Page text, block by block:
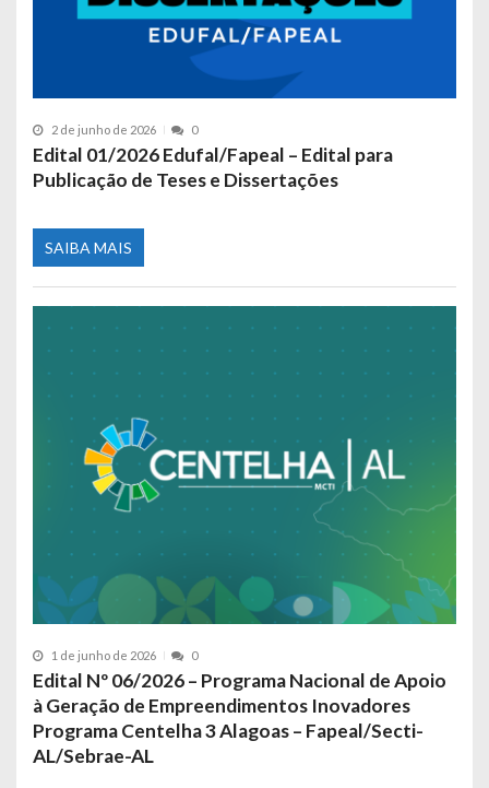
2 de junho de 2026 0
Edital 01/2026 Edufal/Fapeal – Edital para
Publicação de Teses e Dissertações
SAIBA MAIS
1 de junho de 2026 0
Edital Nº 06/2026 – Programa Nacional de Apoio
à Geração de Empreendimentos Inovadores
Programa Centelha 3 Alagoas – Fapeal/Secti-
AL/Sebrae-AL